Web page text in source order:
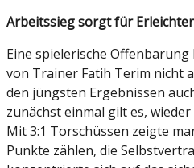
Arbeitssieg sorgt für
Eine spielerische
von Trainer Fatih Terim nicht
den jüngsten Ergebnissen
zunächst einmal gilt es,
Mit 3:1 Torschüssen zeigte
Punkte zählen, die